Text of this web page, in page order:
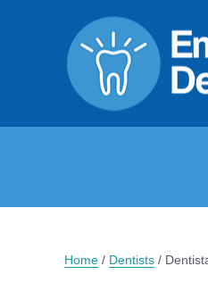
Home / Dentists /